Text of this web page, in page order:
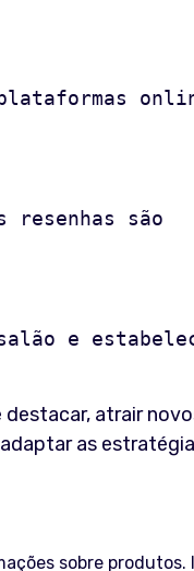
são
e
destacar, atrair
as
sobre produtos.